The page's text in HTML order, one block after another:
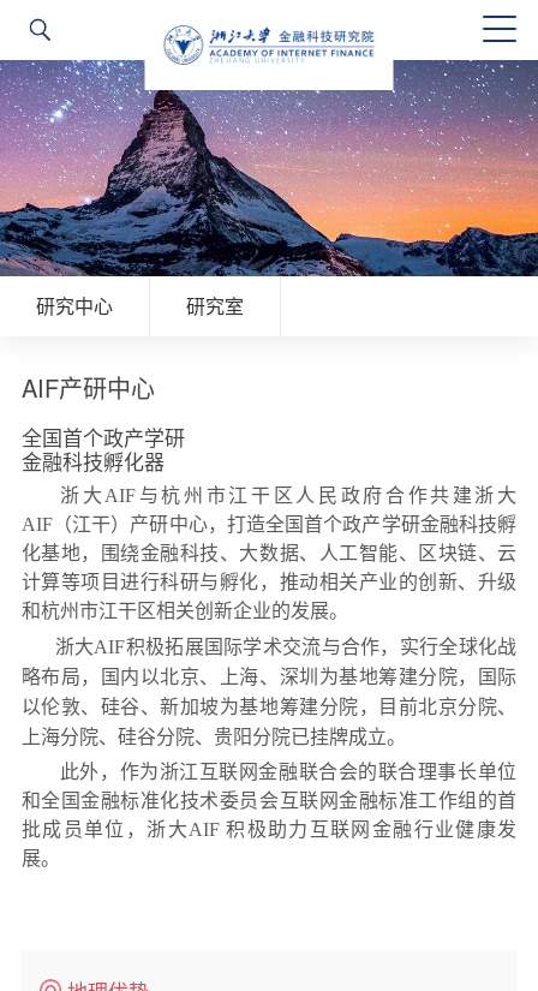
研究中心 研究室
AIF产研中心
全国首个政产学研
金融科技孵化器
浙大AIF与杭州市江干区人民政府合作共建浙大
AIF（江干）产研中心，打造全国首个政产学研金融科技孵
化基地，围绕金融科技、大数据、人工智能、区块链、云
计算等项目进行科研与孵化，推动相关产业的创新、升级
和杭州市江干区相关创新企业的发展。
浙大AIF积极拓展国际学术交流与合作，实行全球化战
略布局，国内以北京、上海、深圳为基地筹建分院，国际
以伦敦、硅谷、新加坡为基地筹建分院，目前北京分院、
上海分院、硅谷分院、贵阳分院已挂牌成立。
此外，作为浙江互联网金融联合会的联合理事长单位
和全国金融标准化技术委员会互联网金融标准工作组的首
批成员单位，浙大AIF 积极助力互联网金融行业健康发
展。